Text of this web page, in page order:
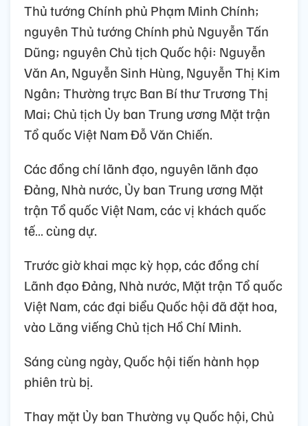
Thủ tướng Chính phủ Phạm Minh Chính;
nguyên Thủ tướng Chính phủ Nguyễn Tấn
Dũng; nguyên Chủ tịch Quốc hội: Nguyễn
Văn An, Nguyễn Sinh Hùng, Nguyễn Thị Kim
Ngân; Thường trực Ban Bí thư Trương Thị
Mai; Chủ tịch Ủy ban Trung ương Mặt trận
Tổ quốc Việt Nam Đỗ Văn Chiến.
Các đồng chí lãnh đạo, nguyên lãnh đạo
Đảng, Nhà nước, Ủy ban Trung ương Mặt
trận Tổ quốc Việt Nam, các vị khách quốc
tế… cùng dự.
Trước giờ khai mạc kỳ họp, các đồng chí
Lãnh đạo Đảng, Nhà nước, Mặt trận Tổ quốc
Việt Nam, các đại biểu Quốc hội đã đặt hoa,
vào Lăng viếng Chủ tịch Hồ Chí Minh.
Sáng cùng ngày, Quốc hội tiến hành họp
phiên trù bị.
Thay mặt Ủy ban Thường vụ Quốc hội, Chủ